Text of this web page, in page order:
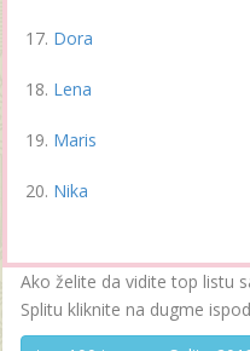
Dora
Lena
Maris
Nika
Ako želite da vidite top listu
Splitu kliknite na dugme